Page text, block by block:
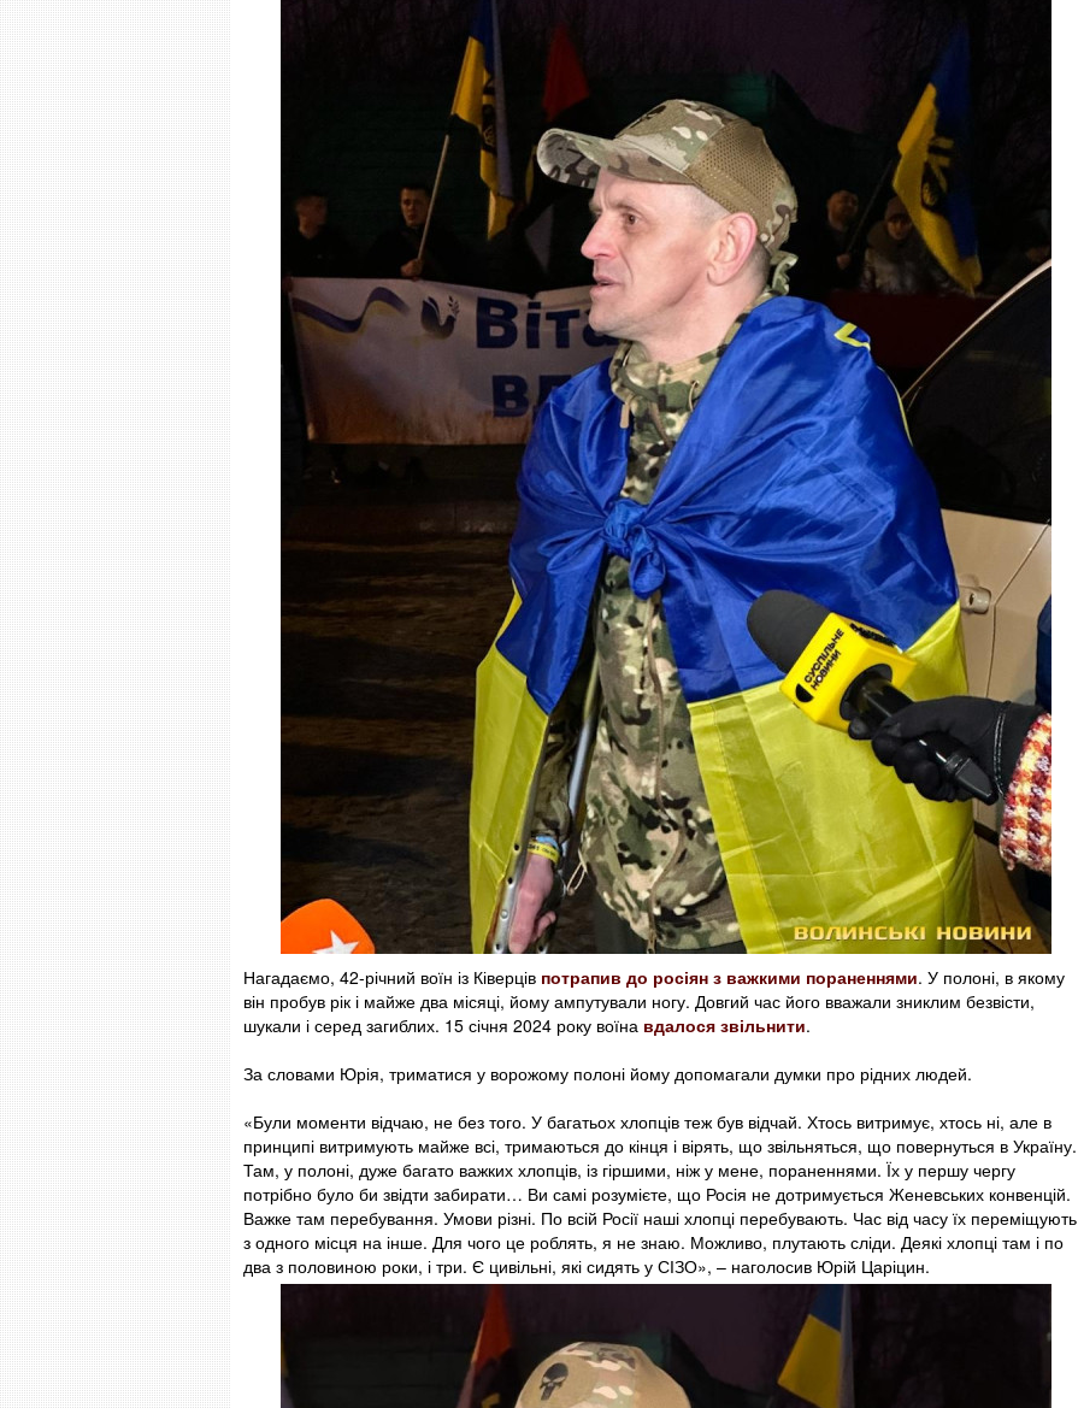
Нагадаємо, 42-річний воїн із Ківерців потрапив до росіян з важкими пораненнями. У полоні, в якому
він пробув рік і майже два місяці, йому ампутували ногу. Довгий час його вважали зниклим безвісти,
шукали і серед загиблих. 15 січня 2024 року воїна вдалося звільнити.
За словами Юрія, триматися у ворожому полоні йому допомагали думки про рідних людей.
«Були моменти відчаю, не без того. У багатьох хлопців теж був відчай. Хтось витримує, хтось ні, але в
принципі витримують майже всі, тримаються до кінця і вірять, що звільняться, що повернуться в Україну.
Там, у полоні, дуже багато важких хлопців, із гіршими, ніж у мене, пораненнями. Їх у першу чергу
потрібно було би звідти забирати… Ви самі розумієте, що Росія не дотримується Женевських конвенцій.
Важке там перебування. Умови різні. По всій Росії наші хлопці перебувають. Час від часу їх переміщують
з одного місця на інше. Для чого це роблять, я не знаю. Можливо, плутають сліди. Деякі хлопці там і по
два з половиною роки, і три. Є цивільні, які сидять у СІЗО», – наголосив Юрій Царіцин.